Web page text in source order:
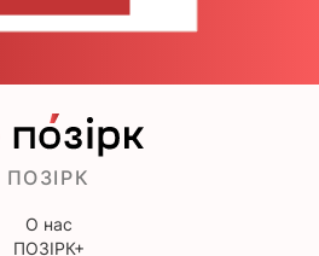
ПОЗІРК
О нас
ПОЗІРК+